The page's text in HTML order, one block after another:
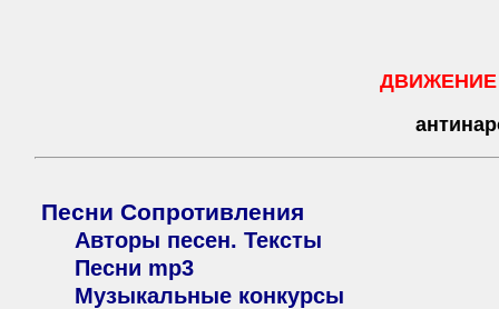
Песни Сопротивления
Авторы песен. Тексты
Песни mp3
Музыкальные конкурсы